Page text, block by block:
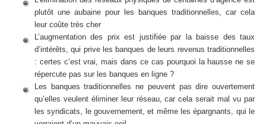
plutôt une aubaine pour les banques traditionnelles, car cela
leur coûte très cher
L’augmentation des prix est justifiée par la baisse des taux
d’intérêts, qui prive les banques de leurs revenus traditionnelles
: certes c’est vrai, mais dans ce cas pourquoi la hausse ne se
répercute pas sur les banques en ligne ?
Les banques traditionnelles ne peuvent pas dire ouvertement
qu’elles veulent éliminer leur réseau, car cela serait mal vu par
les syndicats, le gouvernement, et même les épargnants, qui le